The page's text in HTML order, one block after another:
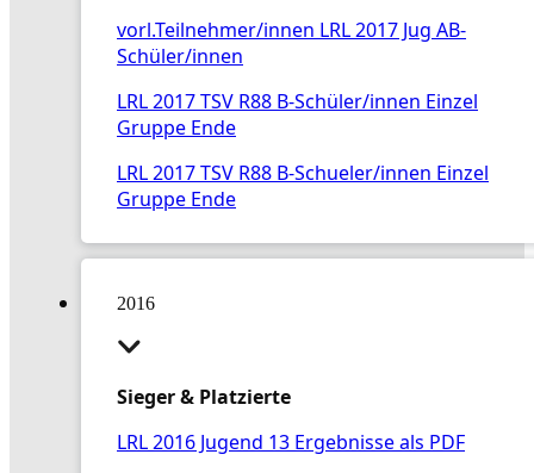
vorl.Teilnehmer/innen LRL 2017 Jug AB-
Schüler/innen
LRL 2017 TSV R88 B-Schüler/innen Einzel
Gruppe Ende
LRL 2017 TSV R88 B-Schueler/innen Einzel
Gruppe Ende
2016
Sieger & Platzierte
LRL 2016 Jugend 13 Ergebnisse als PDF